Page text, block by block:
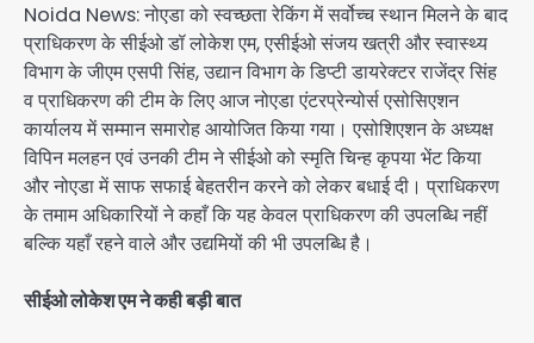
Noida News: नोएडा को स्वच्छता रेकिंग में सर्वोच्च स्थान मिलने के बाद
प्राधिकरण के सीईओ डॉ लोकेश एम, एसीईओ संजय खत्री और स्वास्थ्य
विभाग के जीएम एसपी सिंह, उद्यान विभाग के डिप्टी डायरेक्टर राजेंद्र सिंह
व प्राधिकरण की टीम के लिए आज नोएडा एंटरप्रेन्योर्स एसोसिएशन
कार्यालय में सम्मान समारोह आयोजित किया गया। एसोशिएशन के अध्यक्ष
विपिन मलहन एवं उनकी टीम ने सीईओ को स्मृति चिन्ह कृपया भेंट किया
और नोएडा में साफ सफाई बेहतरीन करने को लेकर बधाई दी। प्राधिकरण
के तमाम अधिकारियों ने कहाँ कि यह केवल प्राधिकरण की उपलब्धि नहीं
बल्कि यहाँ रहने वाले और उद्यमियों की भी उपलब्धि है।
सीईओ लोकेश एम ने कही बड़ी बात